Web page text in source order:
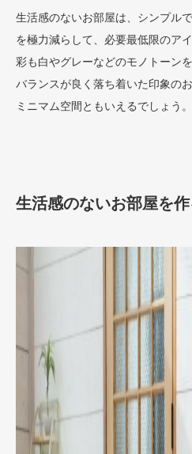
生活感のないお部屋は、シンプル
を極力減らして、必要最低限のア
彩も白やグレーなどのモノトーン
バランスが良く落ち着いた印象の
ミニマム空間ともいえるでしょう。
生活感のないお部屋を